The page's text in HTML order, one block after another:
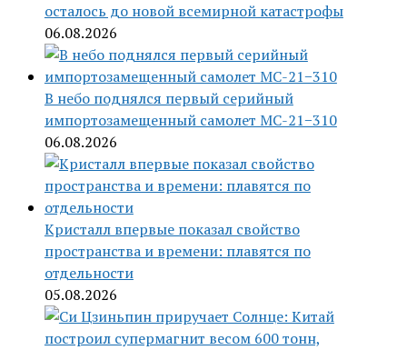
осталось до новой всемирной катастрофы
06.08.2026
В небо поднялся первый серийный
импортозамещенный самолет МС-21−310
06.08.2026
Кристалл впервые показал свойство
пространства и времени: плавятся по
отдельности
05.08.2026